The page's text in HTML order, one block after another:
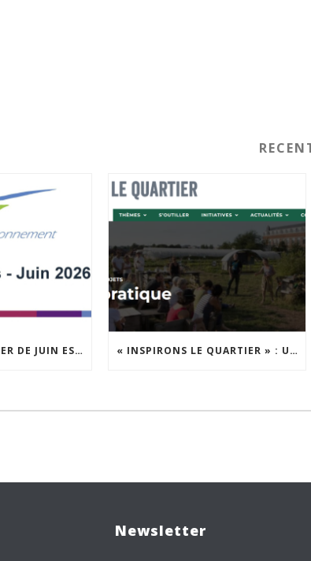
NOTRE NEWSLETTER DE JUIN EST EN LIGNE ! « INSPIRONS LE QUARTIER » : UN NOUVEL APPEL À PROJETS EST LANCÉ !
Newsletter